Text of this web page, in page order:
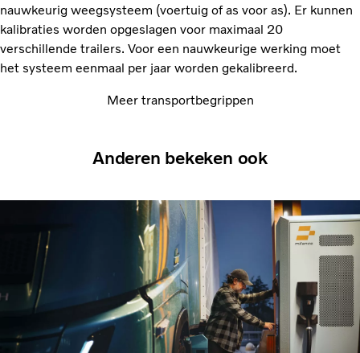
nauwkeurig weegsysteem (voertuig of as voor as). Er kunnen
kalibraties worden opgeslagen voor maximaal 20
verschillende trailers. Voor een nauwkeurige werking moet
het systeem eenmaal per jaar worden gekalibreerd.
Meer transportbegrippen
Anderen bekeken ook